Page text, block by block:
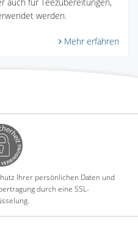
werden.
Mehr erfahren
Ihrer persönlichen Daten und
durch eine SSL-